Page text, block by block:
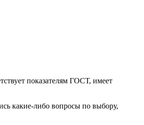
показателям ГОСТ, имеет
какие-либо вопросы по выбору,